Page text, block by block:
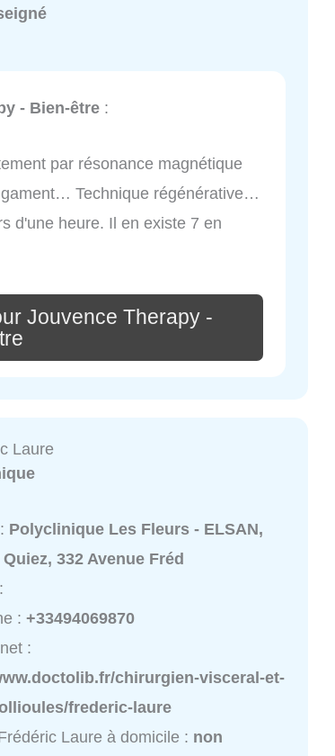
- Bien-être :
par résonance magnétique
Technique régénérative…
d'une heure. Il en existe 7 en
Jouvence Therapy -
Laure
Polyclinique Les Fleurs - ELSAN,
332 Avenue Fréd
:+33494069870
:
chirurgien-visceral-et-
frederic-laure
Laure à domicile : non